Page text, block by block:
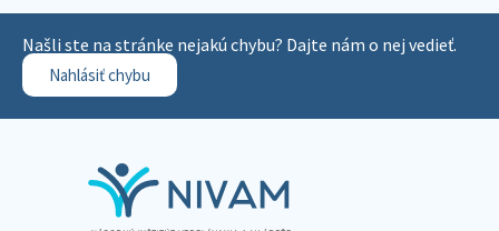
Našli ste na stránke nejakú chybu? Dajte nám o nej vedieť.
Nahlásiť chybu